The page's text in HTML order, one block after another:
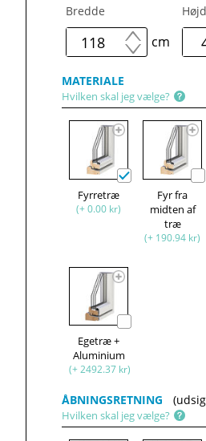
Bredde
cm
MATERIALE
Hvilken skal jeg vælge?
Fyrretræ
(+ 0.00 kr)
Fyr fra
midten af
træ
(+ 190.94 kr)
Egetræ +
Aluminium
(+ 2492.37 kr)
ÅBNINGSRETNING
Hvilken skal jeg vælge?